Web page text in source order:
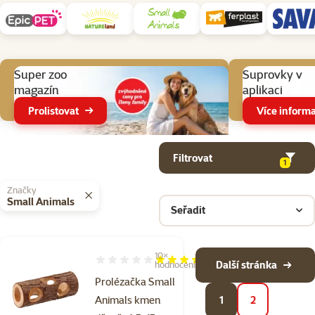
Super zoo
magazín
Prolistovat
Suprovky v
aplikaci
Více
Filtrovat
1
Značky
Small Animals
Seřadit
Produkty v kategorii Hračky pro králíky, křečky a malé hlodavce
Prolézačka Small
Animals kmen
Hodnocení 96%, počet hodnocení: 10
10×
hodnocení
1 2
Další stránka